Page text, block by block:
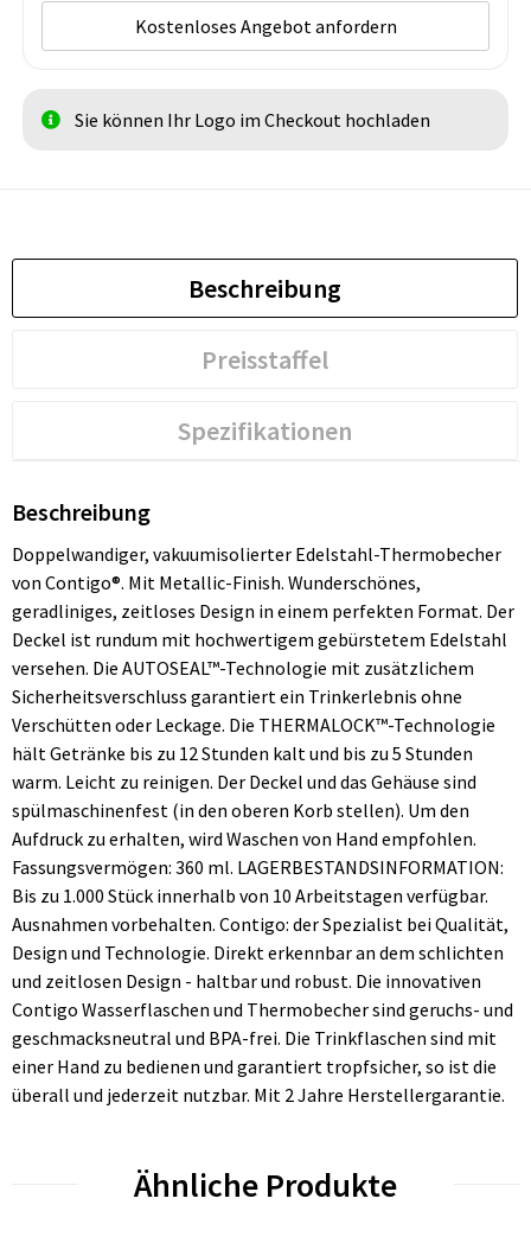
Kostenloses Angebot anfordern
Sie können Ihr Logo im Checkout hochladen
Beschreibung
Preisstaffel
Spezifikationen
Beschreibung
Doppelwandiger, vakuumisolierter Edelstahl-Thermobecher
von Contigo®. Mit Metallic-Finish. Wunderschönes,
geradliniges, zeitloses Design in einem perfekten Format. Der
Deckel ist rundum mit hochwertigem gebürstetem Edelstahl
versehen. Die AUTOSEAL™-Technologie mit zusätzlichem
Sicherheitsverschluss garantiert ein Trinkerlebnis ohne
Verschütten oder Leckage. Die THERMALOCK™-Technologie
hält Getränke bis zu 12 Stunden kalt und bis zu 5 Stunden
warm. Leicht zu reinigen. Der Deckel und das Gehäuse sind
spülmaschinenfest (in den oberen Korb stellen). Um den
Aufdruck zu erhalten, wird Waschen von Hand empfohlen.
Fassungsvermögen: 360 ml. LAGERBESTANDSINFORMATION:
Bis zu 1.000 Stück innerhalb von 10 Arbeitstagen verfügbar.
Ausnahmen vorbehalten. Contigo: der Spezialist bei Qualität,
Design und Technologie. Direkt erkennbar an dem schlichten
und zeitlosen Design - haltbar und robust. Die innovativen
Contigo Wasserflaschen und Thermobecher sind geruchs- und
geschmacksneutral und BPA-frei. Die Trinkflaschen sind mit
einer Hand zu bedienen und garantiert tropfsicher, so ist die
überall und jederzeit nutzbar. Mit 2 Jahre Herstellergarantie.
Ähnliche Produkte